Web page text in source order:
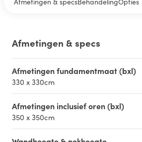
Afmetingen & specs
Afmetingen fundamentmaat (bxl)
330 x 330cm
Afmetingen inclusief oren (bxl)
350 x 350cm